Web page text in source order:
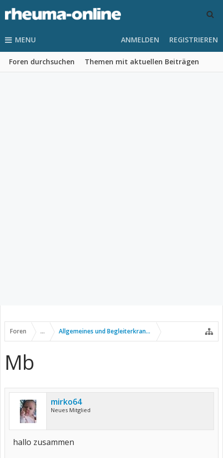
MENU
Foren durchsuchen Themen mit aktuellen Beiträgen
ANMELDEN REGISTRIEREN
Foren ... Allgemeines und Begleiterkrankungen
Mb
mirko64
Neues Mitglied
hallo zusammen